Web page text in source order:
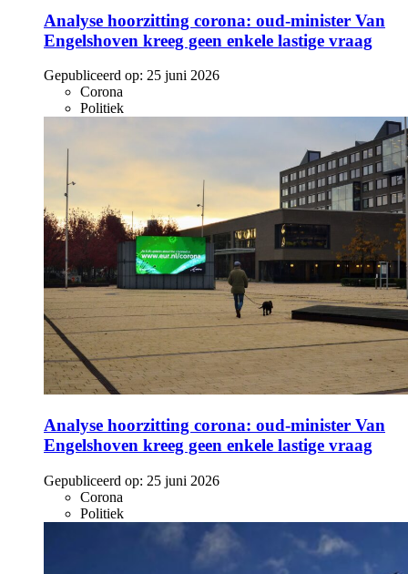
Analyse hoorzitting corona: oud-minister Van
Engelshoven kreeg geen enkele lastige vraag
Gepubliceerd op: 25 juni 2026
Corona
Politiek
Analyse hoorzitting corona: oud-minister Van
Engelshoven kreeg geen enkele lastige vraag
Gepubliceerd op: 25 juni 2026
Corona
Politiek